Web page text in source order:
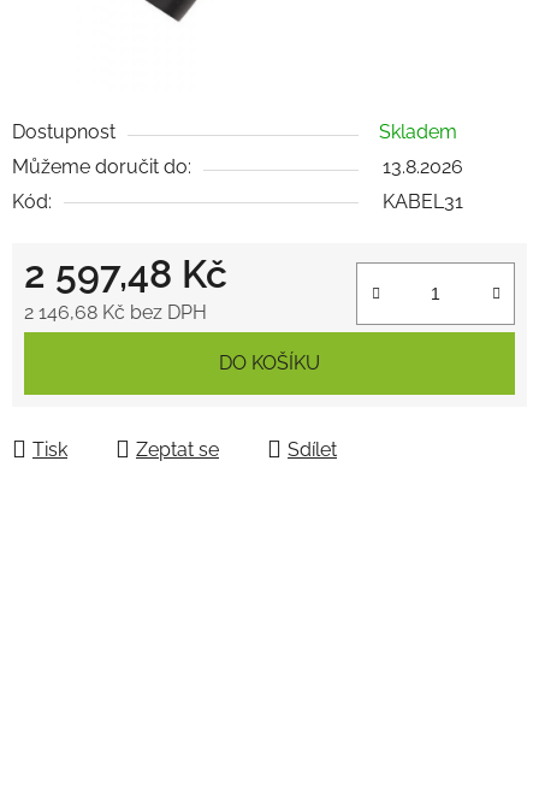
Dostupnost
Skladem
Můžeme doručit do:
13.8.2026
Kód:
KABEL31
2 597,48 Kč
2 146,68 Kč bez DPH
DO KOŠÍKU
Tisk Zeptat se Sdílet